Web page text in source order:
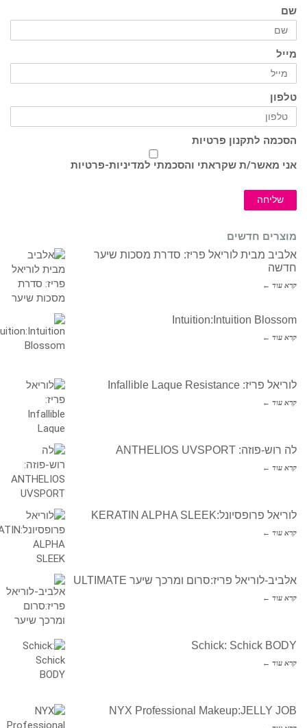
שם
מייל
טלפון
הסכמה לתקנון פרטיות
אני מאשר/ת שקראתי והסכמתי למדיניות-פרטיות
שליחה
מוצרים חדשים
אלביב מבית לוריאל פריז: סדרת מסכות שיער
חדשה
קרא עוד ←
Intuition:Intuition Blossom
קרא עוד ←
לוריאל פריז: Infallible Laque Resistance
קרא עוד ←
לה רוש-פוזה: ANTHELIOS UVSPORT
קרא עוד ←
לוריאל פרופסיונל:KERATIN ALPHA SLEEK
קרא עוד ←
אלביב-לוריאל פריז:סרום ומרכך שיער ULTIMATE
קרא עוד ←
Schick: Schick BODY
קרא עוד ←
NYX Professional Makeup:JELLY JOB